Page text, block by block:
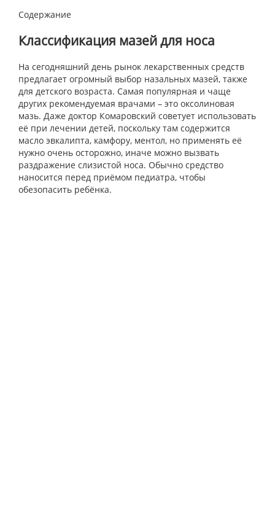
Содержание
Классификация мазейдля носа
На сегодняшний день рынок лекарственных средств
предлагает огромный выбор назальных мазей, также
для детского возраста. Самая популярная и чаще
других рекомендуемая врачами – это оксолиновая
мазь. Даже доктор Комаровский советует использовать
её при лечении детей, поскольку там содержится
масло эвкалипта, камфору, ментол, но применять её
нужно очень осторожно, иначе можно вызвать
раздражение слизистой носа. Обычно средство
наносится перед приёмом педиатра, чтобы
обезопасить ребёнка.